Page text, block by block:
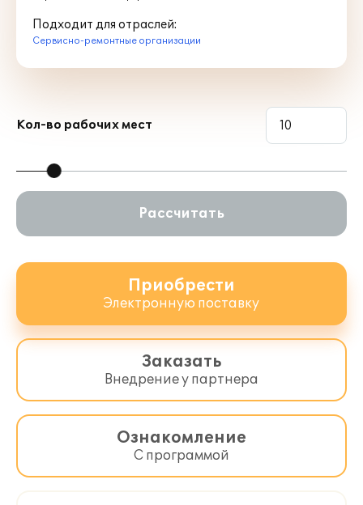
Подходит для отраслей:
Сервисно-ремонтные организации
Кол-во рабочих мест
Рассчитать
Приобрести
Электронную поставку
Заказать
Внедрение у партнера
Ознакомление
С программой